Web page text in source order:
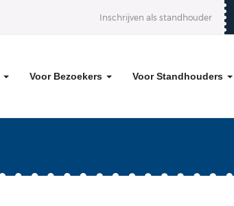
Inschrijven als standhouder
Voor Bezoekers Voor Standhouders